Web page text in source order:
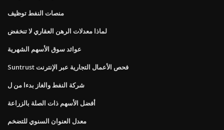
منصات النفط توظيف
لماذا معدلات الرهن العقاري لا تنخفض
عوائد سوق الأسهم الشهرية
Suntrust فحص الأعمال التجارية عبر الإنترنت
شركة النفط والغاز بدءا من ل
أفضل الأسهم ذات الصلة بالزراعة
معدل العنوان السنوي للتضخم